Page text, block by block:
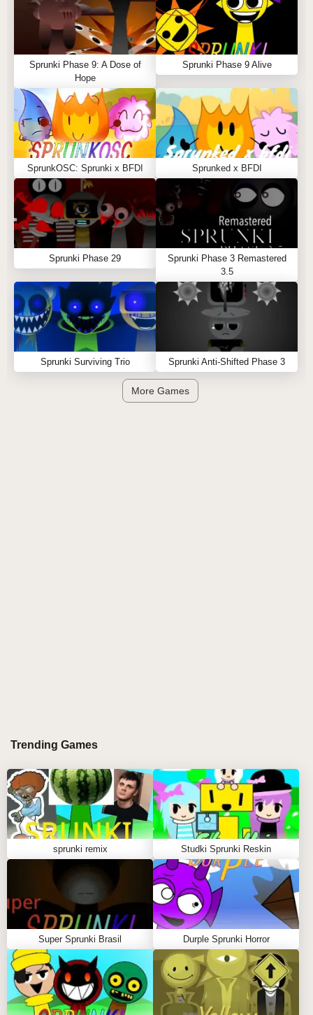
Sprunki Phase 9: A Dose of
Hope
Sprunki Phase 9 Alive
SprunkOSC: Sprunki x BFDI Sprunked x BFDI
Sprunki Phase 29
Sprunki Phase 3 Remastered
3.5
Sprunki Surviving Trio Sprunki Anti-Shifted Phase 3
More Games
Trending Games
sprunki remix Studki Sprunki Reskin
Super Sprunki Brasil Durple Sprunki Horror